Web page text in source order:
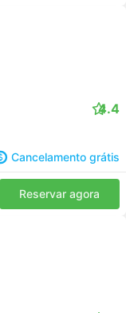
4.4
Cancelamento grátis
Reservar agora